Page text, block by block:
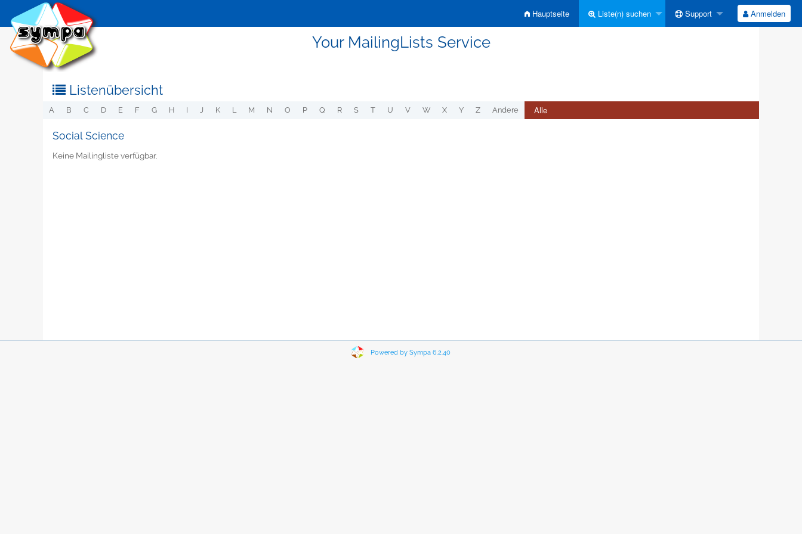
Hauptseite Liste(n) suchen Support Anmelden
Your MailingLists Service
Listenübersicht
A B C D E F G H I J K L M N O P Q R S T U V W X Y Z Andere Alle
Social Science
Keine Mailingliste verfügbar.
Powered by Sympa 6.2.40